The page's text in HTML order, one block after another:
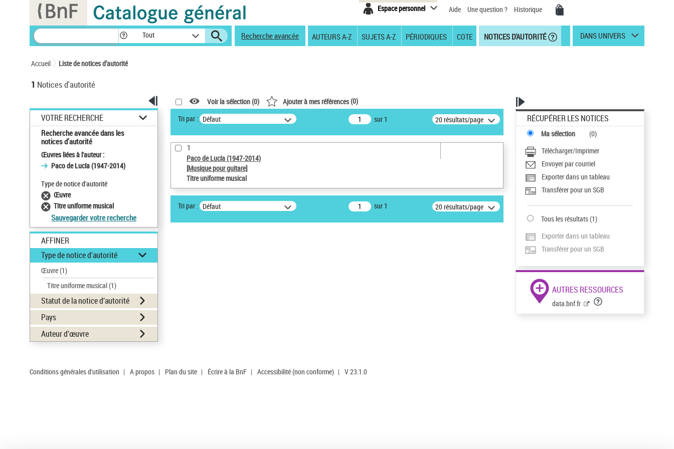
Espace personnel Aide Une question ? Historique
Tout Recherche avancée AUTEURS A-Z SUJETS A-Z PÉRIODIQUES COTE NOTICES D'AUTORITÉ DANS UNIVERS
Accueil Liste de notices d’autorité
1 Notices d'autorité
VOTRE RECHERCHE
Recherche avancée dans les
notices d’autorité
Œuvres liées à l'auteur :
Paco de Lucía (1947-2014)
Type de notice d'autorité
Œuvre
Titre uniforme musical
Sauvegarder votre recherche
AFFINER
Type de notice d'autorité
Œuvre(1)
Titre uniforme musical(1)
Statut de la notice d’autorité
Pays
Auteur d’œuvre
Voir la sélection (0) Ajouter à mes références(0)
Tri par : Défaut sur 1 20 résultats/page
1
Paco de Lucía (1947-2014)
[Musique pour guitare]
Titre uniforme musical
Tri par : Défaut sur 1 20 résultats/page
RÉCUPÉRER LES NOTICES
Ma sélection (0)
Télécharger/Imprimer
Envoyer par courriel
Exporter dans un tableau
Transférer pour un SGB
Tous les résultats(1)
Exporter dans un tableau
Transférer pour un SGB
AUTRES RESSOURCES
data.bnf.fr
Conditions générales d'utilisation | A propos | Plan du site | Écrire à la BnF | Accessibilité (non conforme) | V 23.1.0
Panneau de gestion des cookies